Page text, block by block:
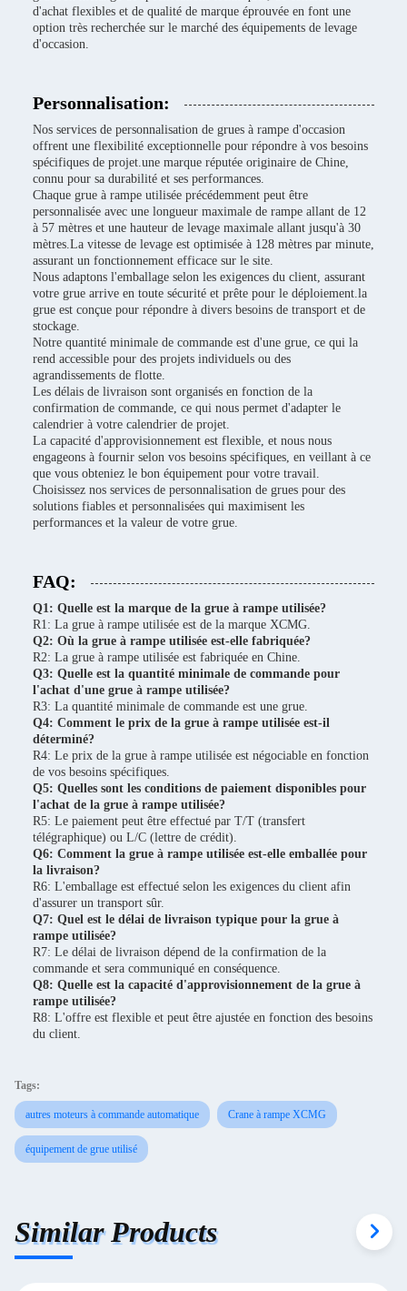
d'achat flexibles et de qualité de marque éprouvée en font une
option très recherchée sur le marché des équipements de levage
d'occasion.
Personnalisation:
Nos services de personnalisation de grues à rampe d'occasion
offrent une flexibilité exceptionnelle pour répondre à vos besoins
spécifiques de projet.une marque réputée originaire de Chine,
connu pour sa durabilité et ses performances.
Chaque grue à rampe utilisée précédemment peut être
personnalisée avec une longueur maximale de rampe allant de 12
à 57 mètres et une hauteur de levage maximale allant jusqu'à 30
mètres.La vitesse de levage est optimisée à 128 mètres par minute,
assurant un fonctionnement efficace sur le site.
Nous adaptons l'emballage selon les exigences du client, assurant
votre grue arrive en toute sécurité et prête pour le déploiement.la
grue est conçue pour répondre à divers besoins de transport et de
stockage.
Notre quantité minimale de commande est d'une grue, ce qui la
rend accessible pour des projets individuels ou des
agrandissements de flotte.
Les délais de livraison sont organisés en fonction de la
confirmation de commande, ce qui nous permet d'adapter le
calendrier à votre calendrier de projet.
La capacité d'approvisionnement est flexible, et nous nous
engageons à fournir selon vos besoins spécifiques, en veillant à ce
que vous obteniez le bon équipement pour votre travail.
Choisissez nos services de personnalisation de grues pour des
solutions fiables et personnalisées qui maximisent les
performances et la valeur de votre grue.
FAQ:
Q1: Quelle est la marque de la grue à rampe utilisée?
R1: La grue à rampe utilisée est de la marque XCMG.
Q2: Où la grue à rampe utilisée est-elle fabriquée?
R2: La grue à rampe utilisée est fabriquée en Chine.
Q3: Quelle est la quantité minimale de commande pour
l'achat d'une grue à rampe utilisée?
R3: La quantité minimale de commande est une grue.
Q4: Comment le prix de la grue à rampe utilisée est-il
déterminé?
R4: Le prix de la grue à rampe utilisée est négociable en fonction
de vos besoins spécifiques.
Q5: Quelles sont les conditions de paiement disponibles pour
l'achat de la grue à rampe utilisée?
R5: Le paiement peut être effectué par T/T (transfert
télégraphique) ou L/C (lettre de crédit).
Q6: Comment la grue à rampe utilisée est-elle emballée pour
la livraison?
R6: L'emballage est effectué selon les exigences du client afin
d'assurer un transport sûr.
Q7: Quel est le délai de livraison typique pour la grue à
rampe utilisée?
R7: Le délai de livraison dépend de la confirmation de la
commande et sera communiqué en conséquence.
Q8: Quelle est la capacité d'approvisionnement de la grue à
rampe utilisée?
R8: L'offre est flexible et peut être ajustée en fonction des besoins
du client.
Tags:
autres moteurs à commande automatique Crane à rampe XCMG
équipement de grue utilisé
Similar Products